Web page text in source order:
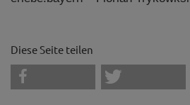
Diese Seite teilen